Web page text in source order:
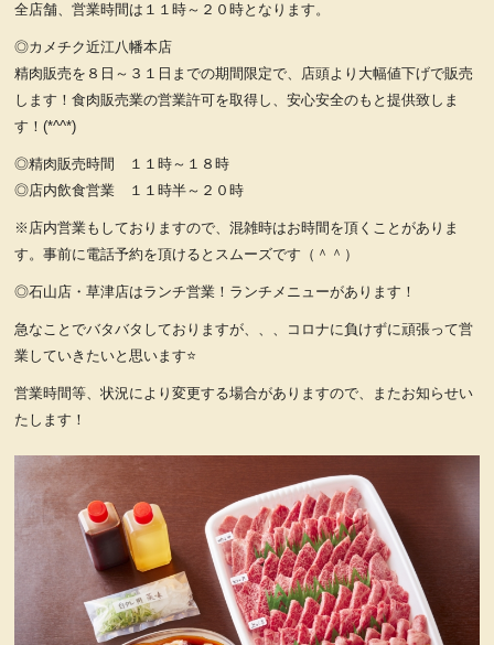
全店舗、営業時間は１１時～２０時となります。
◎カメチク近江八幡本店
精肉販売を８日～３１日までの期間限定で、店頭より大幅値下げで販売
します！食肉販売業の営業許可を取得し、安心安全のもと提供致しま
す！(*^^*)
◎精肉販売時間 １１時～１８時
◎店内飲食営業 １１時半～２０時
※店内営業もしておりますので、混雑時はお時間を頂くことがありま
す。事前に電話予約を頂けるとスムーズです（＾＾）
◎石山店・草津店はランチ営業！ランチメニューがあります！
急なことでバタバタしておりますが、、、コロナに負けずに頑張って営
業していきたいと思います⭐
営業時間等、状況により変更する場合がありますので、またお知らせい
たします！